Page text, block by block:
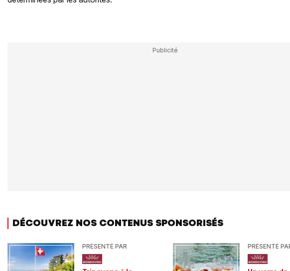
DÉCOUVREZ NOS CONTENUS SPONSORISÉS
PRÉSENTÉ PAR PRÉSENTÉ